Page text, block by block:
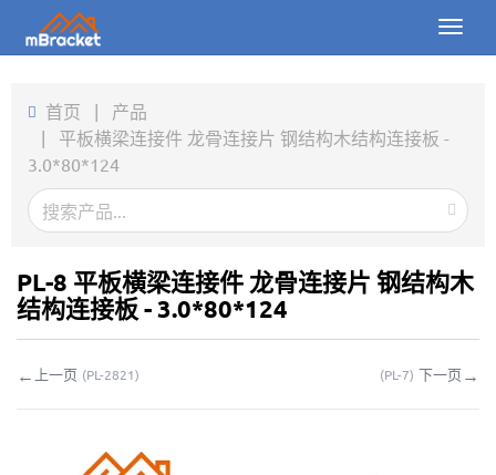
Toggle
产品
新闻
关于我们
下载
在线询价
首页 | 产品
| 平板横梁连接件 龙骨连接片 钢结构木结构连接板 -
3.0*80*124
PL-8 平板横梁连接件 龙骨连接片 钢结构木
结构连接板 - 3.0*80*124
← 上一页 (PL-2821) (PL-7) 下一页 →